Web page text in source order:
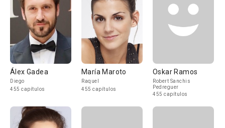
Álex Gadea
Diego
455 capítulos
María Maroto
Raquel
455 capítulos
Oskar Ramos
Robert Sanchis
Pedreguer
455 capítulos